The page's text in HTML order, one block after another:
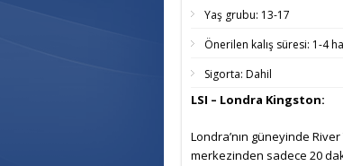
Yaş grubu: 13-17
Önerilen kalış süresi: 1-4
Sigorta: Dahil
LSI – Londra Kingston:
Londra’nın güneyinde
merkezinden sadece 20